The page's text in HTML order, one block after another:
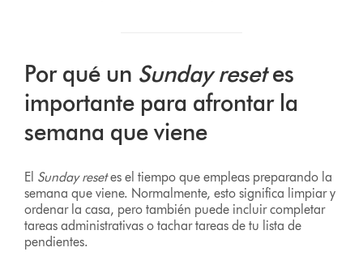
Por qué un Sunday resetes
importante para afrontar la
semana que viene
El Sunday resetes el tiempo que empleas preparando la
semana que viene. Normalmente, esto significa limpiar y
ordenar la casa, pero también puede incluir completar
tareas administrativas o tachar tareas de tu lista de
pendientes.